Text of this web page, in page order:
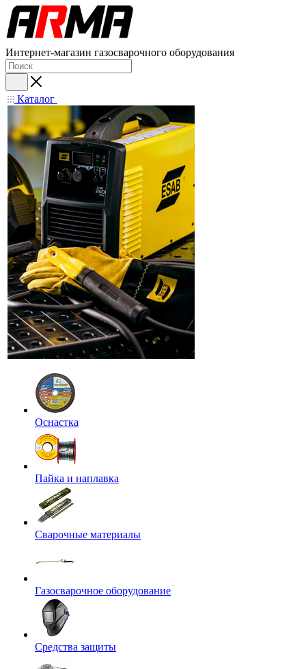
Интернет-магазин газосварочного оборудования
Каталог
Оснастка
Пайка и наплавка
Сварочные материалы
Газосварочное оборудование
Средства защиты